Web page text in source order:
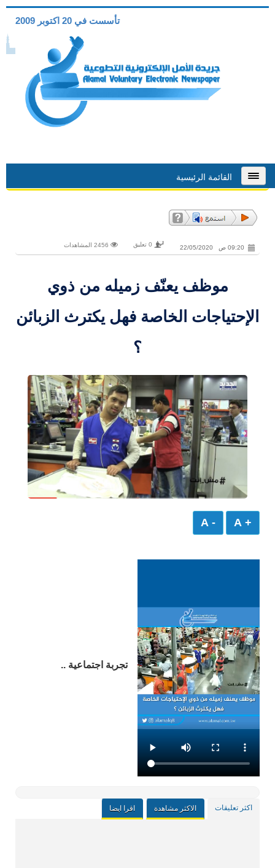
تأسست في 20 اكتوبر 2009
القائمة الرئيسية
09:20 ص 22/05/2020 0 تعليق
موظف يعنّف زميله من ذوي
الإحتياجات الخاصة فهل يكترث الزبائن
؟
+ A
- A
تجربة اجتماعية ..
اكثر تعليقات الاكثر مشاهدة اقرا ايضا